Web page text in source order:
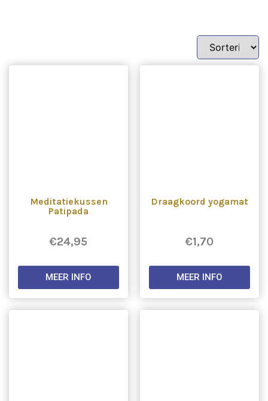
Meditatiekussen
Patipada
€24,95
MEER INFO
Draagkoord yogamat
€1,70
MEER INFO